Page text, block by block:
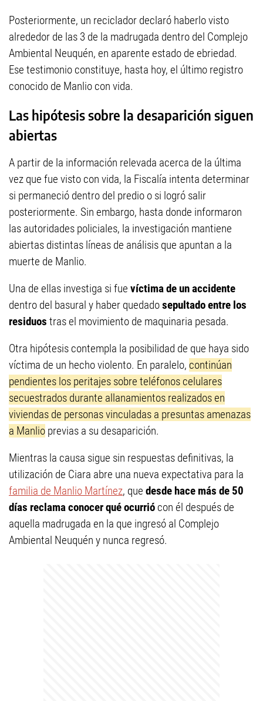
Posteriormente, un reciclador declaró haberlo visto
alrededor de las 3 de la madrugada dentro del Complejo
Ambiental Neuquén, en aparente estado de ebriedad.
Ese testimonio constituye, hasta hoy, el último registro
conocido de Manlio con vida.
Las hipótesis sobre la desaparición siguen
abiertas
A partir de la información relevada acerca de la última
vez que fue visto con vida, la Fiscalía intenta determinar
si permaneció dentro del predio o si logró salir
posteriormente. Sin embargo, hasta donde informaron
las autoridades policiales, la investigación mantiene
abiertas distintas líneas de análisis que apuntan a la
muerte de Manlio.
Una de ellas investiga si fue víctima de un accidente
dentro del basural y haber quedadosepultado entre los
residuos tras el movimiento de maquinaria pesada.
Otra hipótesis contempla la posibilidad de que haya sido
víctima de un hecho violento. En paralelo, continúan
pendientes los peritajes sobre teléfonos celulares
secuestrados durante allanamientos realizados en
viviendas de personas vinculadas a presuntas amenazas
a Manlio previas a su desaparición.
Mientras la causa sigue sin respuestas definitivas, la
utilización de Ciara abre una nueva expectativa para la
familia de Manlio Martínez, que desde hace más de 50
días reclama conocer qué ocurrió con él después de
aquella madrugada en la que ingresó al Complejo
Ambiental Neuquén y nunca regresó.